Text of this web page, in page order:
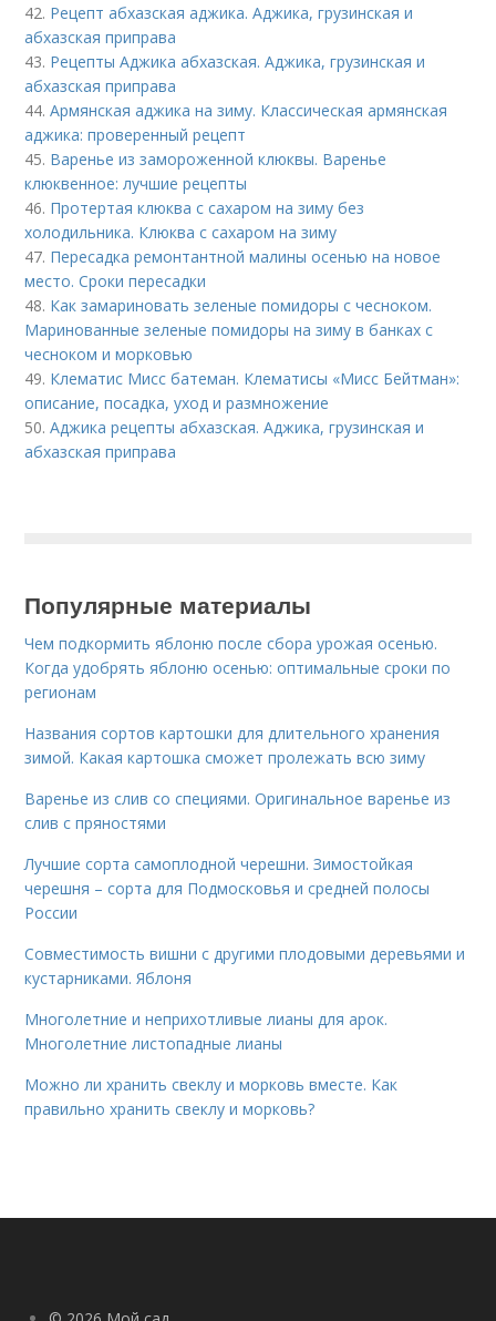
42. Рецепт абхазская аджика. Аджика, грузинская и
абхазская приправа
43. Рецепты Аджика абхазская. Аджика, грузинская и
абхазская приправа
44.Армянская аджика на зиму. Классическая армянская
аджика: проверенный рецепт
45. Варенье из замороженной клюквы. Варенье
клюквенное: лучшие рецепты
46. Протертая клюква с сахаром на зиму без
холодильника. Клюква с сахаром на зиму
47. Пересадка ремонтантной малины осенью на новое
место. Сроки пересадки
48. Как замариновать зеленые помидоры с чесноком.
Маринованные зеленые помидоры на зиму в банках с
чесноком и морковью
49. Клематис Мисс батеман. Клематисы «Мисс Бейтман»:
описание, посадка, уход и размножение
50.Аджика рецепты абхазская. Аджика, грузинская и
абхазская приправа
Популярные материалы
Чем подкормить яблоню после сбора урожая осенью.
Когда удобрять яблоню осенью: оптимальные сроки по
регионам
Названия сортов картошки для длительного хранения
зимой. Какая картошка сможет пролежать всю зиму
Варенье из слив со специями. Оригинальное варенье из
слив с пряностями
Лучшие сорта самоплодной черешни. Зимостойкая
черешня – сорта для Подмосковья и средней полосы
России
Совместимость вишни с другими плодовыми деревьями и
кустарниками. Яблоня
Многолетние и неприхотливые лианы для арок.
Многолетние листопадные лианы
Можно ли хранить свеклу и морковь вместе. Как
правильно хранить свеклу и морковь?